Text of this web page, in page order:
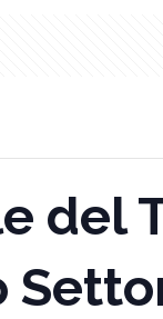
del